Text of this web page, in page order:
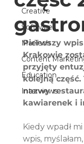
Creative
Software
MarTech
Content
Education
Interviews
Pierwszy
Krakowie
przyjęty
kolejną
nazwy
kawiarenek i
Kiedy wpadł
wpis,